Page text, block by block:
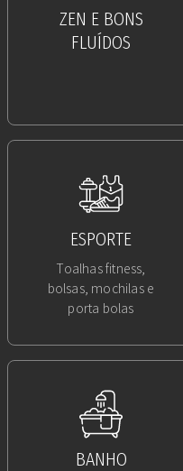
ZEN E BONS
FLUÍDOS
ESPORTE
Toalhas fitness,
bolsas, mochilas e
porta bolas
BANHO